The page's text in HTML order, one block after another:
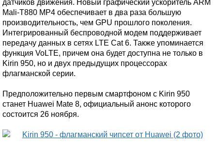
датчиков движения. Новый графический ускоритель ARM
Mali-T880 MP4 обеспечивает в два раза большую
производительность, чем GPU прошлого поколения.
Интегрированный беспроводной модем поддерживает
передачу данных в сетях LTE Cat 6. Также упоминается
функция VoLTE, причем она будет доступна не только в
Kirin 950, но и двух предыдущих процессорах
флагманской серии.
Предположительно первым смартфоном с Kirin 950
станет Huawei Mate 8, официальный анонс которого
состоится 26 ноября.